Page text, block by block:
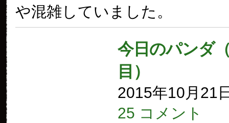
や混雑していました。
今日のパンダ
目）
2015年10月21
25 コメント